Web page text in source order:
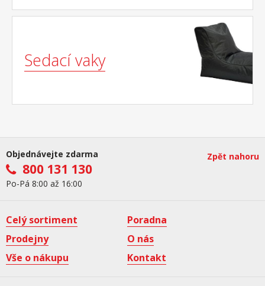
Sedací vaky
Objednávejte zdarma
800 131 130
Po-Pá 8:00 až 16:00
Zpět nahoru
Celý sortiment
Poradna
Prodejny
O nás
Vše o nákupu
Kontakt